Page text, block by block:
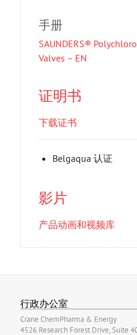
手册
SAUNDERS®
Valves – EN
证明书
下载证书
Belgaqua 认证
影片
产品动画和视频库
行政办公室
Crane ChemPharma & Energy
4526 Research Forest Drive, Suite